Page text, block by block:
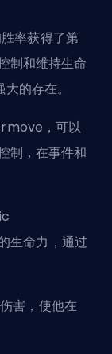
率获得了第
制和维持生命
的存在。
，可以
制，在事件和
生命力，通过
害，使他在